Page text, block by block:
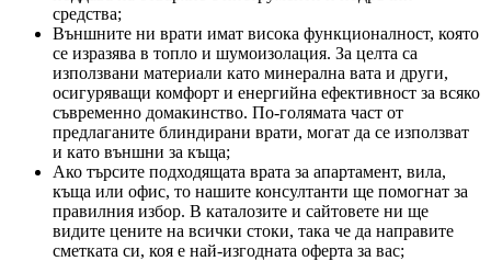
средства;
Външните ни врати имат висока функционалност, която
се изразява в топло и шумоизолация. За целта са
използвани материали като минерална вата и други,
осигуряващи комфорт и енергийна ефективност за всяко
съвременно домакинство. По-голямата част от
предлаганите блиндирани врати, могат да се използват
и като външни за къща;
Ако търсите подходящата врата за апартамент, вила,
къща или офис, то нашите консултанти ще помогнат за
правилния избор. В каталозите и сайтовете ни ще
видите цените на всички стоки, така че да направите
сметката си, коя е най-изгодната оферта за вас;